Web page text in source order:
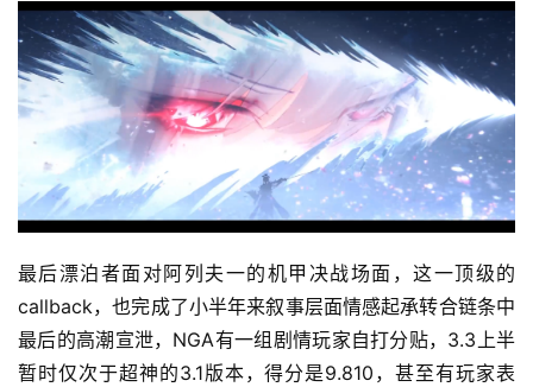
最后漂泊者面对阿列夫一的机甲决战场面，这一顶级的
callback，也完成了小半年来叙事层面情感起承转合链条中
最后的高潮宣泄，NGA有一组剧情玩家自打分贴，3.3上半
暂时仅次于超神的3.1版本，得分是9.810，甚至有玩家表